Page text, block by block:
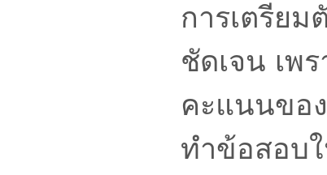
การเตรียม
ชัดเจน เพ
คะแนนขอ
ทำข้อสอบ